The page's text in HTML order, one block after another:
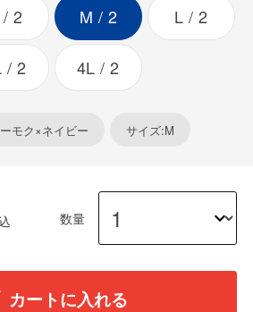
2 M 2 L 2
2 4L 2
モク×ネイビー サイズ:M
数量
カートに入れる